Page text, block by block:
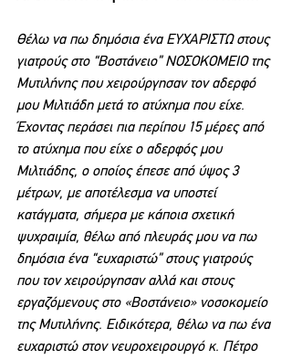
Θέλω να πω δημόσια ένα ΕΥΧΑΡΙΣΤΩ στους
γιατρούς στο “Βοστάνειο” ΝΟΣΟΚΟΜΕΙΟ της
Μυτιλήνης που χειρούργησαν τον αδερφό
μου Μιλτιάδη μετά το ατύχημα που είχε.
Έχοντας περάσει πια περίπου 15 μέρες από
το ατύχημα που είχε ο αδερφός μου
Μιλτιάδης, ο οποίος έπεσε από ύψος 3
μέτρων, με αποτέλεσμα να υποστεί
κατάγματα, σήμερα με κάποια σχετική
ψυχραιμία, θέλω από πλευράς μου να πω
δημόσια ένα “ευχαριστώ” στους γιατρούς
που τον χειρούργησαν αλλά και στους
εργαζόμενους στο «Βοστάνειο» νοσοκομείο
της Μυτιλήνης. Ειδικότερα, θέλω να πω ένα
ευχαριστώ στον νευροχειρουργό κ. Πέτρο